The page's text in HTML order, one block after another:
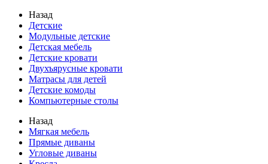
Назад
Детские
Модульные детские
Детская мебель
Детские кровати
Двухъярусные кровати
Матрасы для детей
Детские комоды
Компьютерные столы
Назад
Мягкая мебель
Прямые диваны
Угловые диваны